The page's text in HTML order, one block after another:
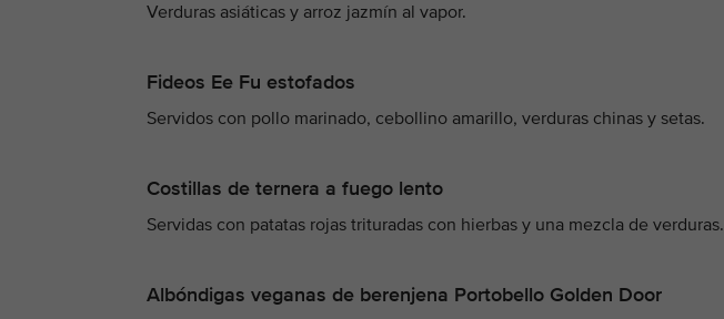
Verduras asiáticas y arroz jazmín al vapor.
Fideos Ee Fu estofados
Servidos con pollo marinado, cebollino amarillo, verduras chinas y setas.
Costillas de ternera a fuego lento
Servidas con patatas rojas trituradas con hierbas y una mezcla de verduras.
Albóndigas veganas de berenjena Portobello Golden Door